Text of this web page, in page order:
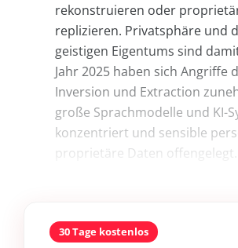
rekonstruieren oder
replizieren. Privatsphäre und
geistigen Eigentums sind
Jahr 2025 haben sich Angriffe
Inversion und Extraction
große Sprachmodelle und KI-
konzentriert und sensible
proprietäre Daten offengelegt...
30 Tage kostenlos